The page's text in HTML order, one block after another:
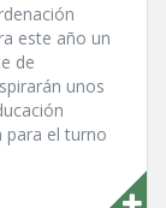
este año un
de
unos
para el turno